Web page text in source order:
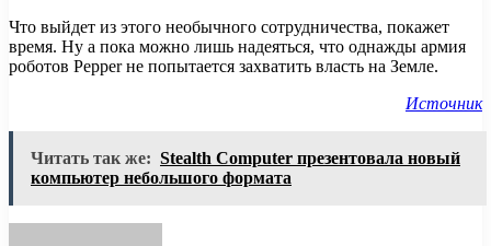
Что выйдет из этого необычного сотрудничества, покажет
время. Ну а пока можно лишь надеяться, что однажды армия
роботов Pepper не попытается захватить власть на Земле.
Источник
Читать так же: Stealth Computer презентовала новый
компьютер небольшого формата